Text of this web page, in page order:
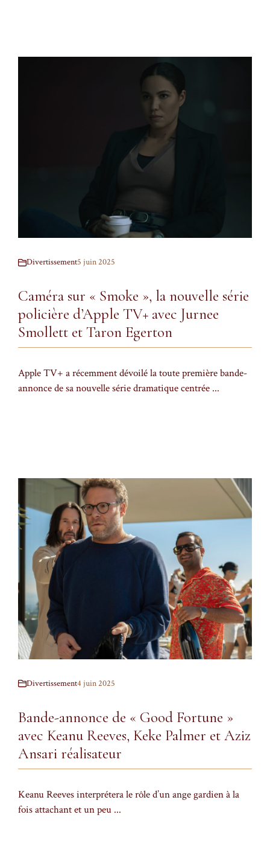
Divertissement5 juin 2025
Caméra sur « Smoke », la nouvelle série
policière d’Apple TV+ avec Jurnee
Smollett et Taron Egerton
Apple TV+ a récemment dévoilé la toute première bande-
annonce de sa nouvelle série dramatique centrée ...
Divertissement4 juin 2025
Bande-annonce de « Good Fortune »
avec Keanu Reeves, Keke Palmer et Aziz
Ansari réalisateur
Keanu Reeves interprétera le rôle d’un ange gardien à la
fois attachant et un peu ...